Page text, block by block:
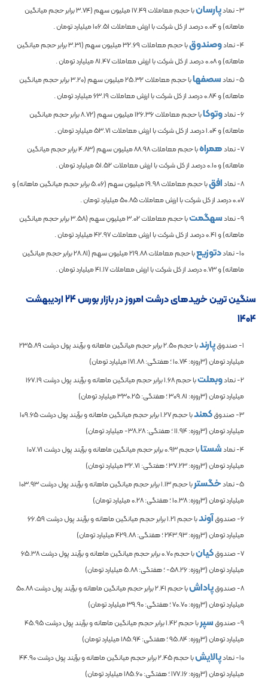
3- نماد
پارسانبا حجم معاملات17.49میلیون سهم (3.74برابر حجم میانگین
ماهانه) و0.04درصد از کل شرکت با ارزش معاملات106.51میلیارد تومان .
4- نماد
وصندوقبا حجم معاملات32.69میلیون سهم (3.31برابر حجم میانگین
ماهانه) و0.08درصد از کل شرکت با ارزش معاملات81.47میلیارد تومان .
5- نماد
سصفهابا حجم معاملات25.32میلیون سهم (3.20برابر حجم میانگین
ماهانه) و0.84درصد از کل شرکت با ارزش معاملات63.19میلیارد تومان .
6- نماد
وتوکابا حجم معاملات126.36میلیون سهم (8.72برابر حجم میانگین
ماهانه) و1.04درصد از کل شرکت با ارزش معاملات53.71میلیارد تومان .
7- نماد
همراهبا حجم معاملات88.98میلیون سهم (4.83برابر حجم میانگین
ماهانه) و0.10درصد از کل شرکت با ارزش معاملات51.52میلیارد تومان .
8- نماد
افقبا حجم معاملات19.98میلیون سهم (5.06برابر حجم میانگین ماهانه) و
0.07درصد از کل شرکت با ارزش معاملات50.85میلیارد تومان .
9- نماد
سهگمتبا حجم معاملات3.02میلیون سهم (3.58برابر حجم میانگین
ماهانه) و0.41درصد از کل شرکت با ارزش معاملات42.97میلیارد تومان .
10- نماد
دتوزیعبا حجم معاملات219.88میلیون سهم (28.81برابر حجم میانگین
ماهانه) و0.73درصد از کل شرکت با ارزش معاملات41.17میلیارد تومان .
سنگین ترین خریدهای درشت امروز در بازار بورس 24 اردیبهشت
1404
1- صندوق پارندبا حجم2.50برابر حجم میانگین ماهانه و برآیند پول درشت235.89
میلیارد تومان (3روزه:
10.74؛ هفتگی:171.88میلیارد تومان)
2- نماد
وبملتبا حجم1.68برابر حجم میانگین ماهانه و برآیند پول درشت167.19
میلیارد تومان (3روزه:
309.81؛ هفتگی:330.25میلیارد تومان)
3- صندوق
کمندبا حجم1.27برابر حجم میانگین ماهانه و برآیند پول درشت109.65
میلیارد تومان (3روزه:
11.94؛ هفتگی:-38.28میلیارد تومان)
4- نماد
شستابا حجم0.93برابر حجم میانگین ماهانه و برآیند پول درشت107.71
میلیارد تومان (3روزه:
37.23؛ هفتگی: 32.71میلیارد تومان)
5- نماد
خگستربا حجم1.13برابر حجم میانگین ماهانه و برآیند پول درشت103.93
میلیارد تومان (3روزه:
10.38؛ هفتگی:0.28میلیارد تومان)
6- صندوق
آوندبا حجم1.21برابر حجم میانگین ماهانه و برآیند پول درشت66.59
میلیارد تومان (3روزه:
243.93؛ هفتگی:429.88میلیارد تومان)
7- صندوق
کیانبا حجم0.70برابر حجم میانگین ماهانه و برآیند پول درشت65.38
میلیارد تومان (3روزه:
-58.26؛ هفتگی:5.88میلیارد تومان)
8- صندوق
پاداشبا حجم2.41برابر حجم میانگین ماهانه و برآیند پول درشت50.88
میلیارد تومان (3روزه:
70.70؛ هفتگی:39.90میلیارد تومان)
9- صندوق
سپربا حجم1.42برابر حجم میانگین ماهانه و برآیند پول درشت45.95
میلیارد تومان (3روزه:
95.84؛ هفتگی:185.94میلیارد تومان)
10- نماد
پالایشبا حجم2.45برابر حجم میانگین ماهانه و برآیند پول درشت44.90
میلیارد تومان (3روزه:
177.16؛ هفتگی:185.60میلیارد تومان)